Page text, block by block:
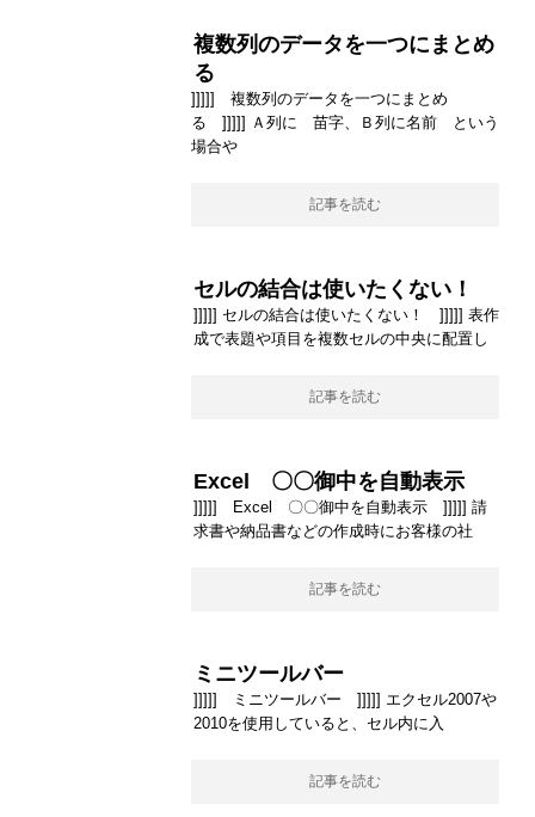
複数列のデータを一つにまとめ
る
]]]]] 複数列のデータを一つにまとめ
る ]]]]] Ａ列に 苗字、Ｂ列に名前 という
場合や
記事を読む
セルの結合は使いたくない！
]]]]] セルの結合は使いたくない！ ]]]]] 表作
成で表題や項目を複数セルの中央に配置し
記事を読む
Excel 〇〇御中を自動表示
]]]]] Excel 〇〇御中を自動表示 ]]]]] 請
求書や納品書などの作成時にお客様の社
記事を読む
ミニツールバー
]]]]] ミニツールバー ]]]]] エクセル2007や
2010を使用していると、セル内に入
記事を読む